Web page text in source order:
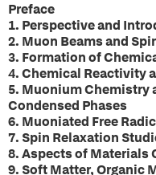
Preface
1. Perspective and
2. Muon Beams and
3. Formation of
4. Chemical Reactivity
5. Muonium Chemistry
Condensed Phases
6. Muoniated Free
7. Spin Relaxation
8. Aspects of Materials
9. Soft Matter, Organic